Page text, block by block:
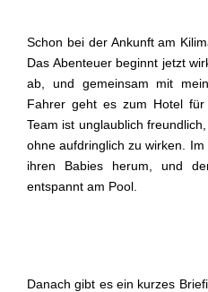
Schon bei der Ankunft am
Das Abenteuer beginnt jetzt
ab, und gemeinsam mit
Fahrer geht es zum Hotel
Team ist unglaublich
ohne aufdringlich zu wirken.
ihren Babies herum, und
entspannt am Pool.
Danach gibt es ein kurzes